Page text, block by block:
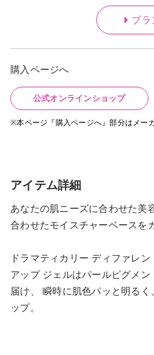
ブラ
購入ページへ
公式オンラインショップ
※本ページ『購入ページへ』部分はメー
アイテム詳細
あなたの肌ニーズに合わせた美
合わせたモイスチャーベースを
ドラマティカリー ディファレ
アップ ジェルはパールピグメ
届け、 瞬時に肌色パッと明る
ップ。